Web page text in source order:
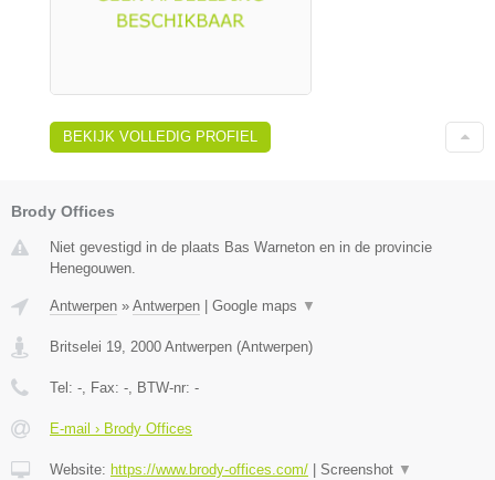
BEKIJK VOLLEDIG PROFIEL
Brody Offices
Niet gevestigd in de plaats Bas Warneton en in de provincie
Henegouwen.
Antwerpen » Antwerpen Google maps ▼
Britselei 19, 2000 Antwerpen (Antwerpen)
Tel: -, Fax: -, BTW-nr: -
E-mail › Brody Offices
Website: https://www.brody-offices.com/ Screenshot ▼